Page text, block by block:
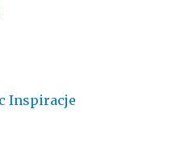
Inspiracje